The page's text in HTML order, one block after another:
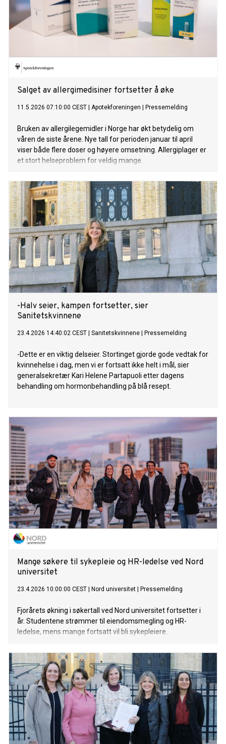
Salget av allergimedisiner fortsetter å øke
11.5.2026 07:10:00 CEST Apotekforeningen Pressemelding
Bruken av allergilegemidler i Norge har økt betydelig om
våren de siste årene. Nye tall for perioden januar til april
viser både flere doser og høyere omsetning. Allergiplager er
et stort helseproblem for veldig mange.
-Halv seier, kampen fortsetter, sier
Sanitetskvinnene
23.4.2026 14:40:02 CEST Sanitetskvinnene Pressemelding
-Dette er en viktig delseier. Stortinget gjorde gode vedtak for
kvinnehelse i dag, men vi er fortsatt ikke helt i mål, sier
generalsekretær Kari Helene Partapuoli etter dagens
behandling om hormonbehandling på blå resept.
Mange søkere til sykepleie og HR-ledelse ved Nord
universitet
23.4.2026 10:00:00 CEST Nord universitet Pressemelding
Fjorårets økning i søkertall ved Nord universitet fortsetter i
år. Studentene strømmer til eiendomsmegling og HR-
ledelse, mens mange fortsatt vil bli sykepleiere.